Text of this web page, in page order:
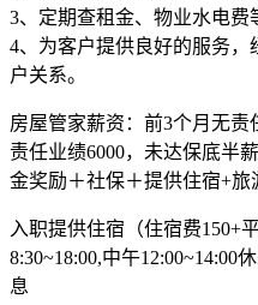
3、定期查租金、物业水电费
4、为客户提供良好的服务
户关系。
房屋管家薪资：前3个月无责
责任业绩6000，未达保底半
金奖励＋社保＋提供住宿+旅
入职提供住宿（住宿费150+
8:30~18:00,中午12:00~14:00
息